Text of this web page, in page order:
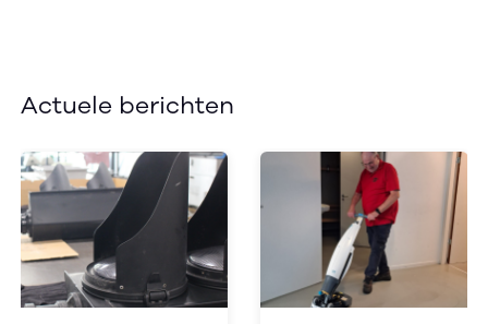
Actuele berichten